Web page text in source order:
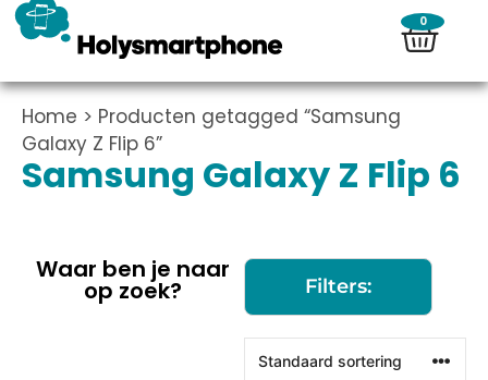
0
Home > Producten getagged “Samsung
Galaxy Z Flip 6”
Samsung Galaxy Z Flip 6
Waar ben je naar
op zoek? Filters: